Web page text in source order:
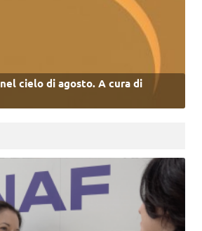
cielo di agosto. A cura di